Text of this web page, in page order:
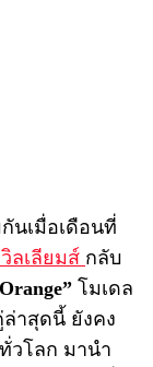
นเมื่อเดือนที่
ลเลียมส์ กลับ
โมเดล
าสุดนี้ ยังคง
วโลก มานำ